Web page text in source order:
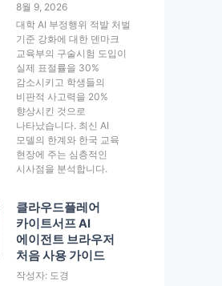
8월 9, 2026
대학 AI 부정행위 적발 처벌
기준 강화에 대한 덴마크
교육부의 구술시험 도입이
실제 표절률을 30%
감소시키고 학생들의
비판적 사고력을 20%
향상시킨 것으로
나타났습니다. 최신 AI
모델의 한계와 한국 교육
현장에 주는 심층적인
시사점을 분석합니다.
클라우드플레어
카이트서프 AI
에이전트 브라우저
처음 사용 가이드
작성자: 도경